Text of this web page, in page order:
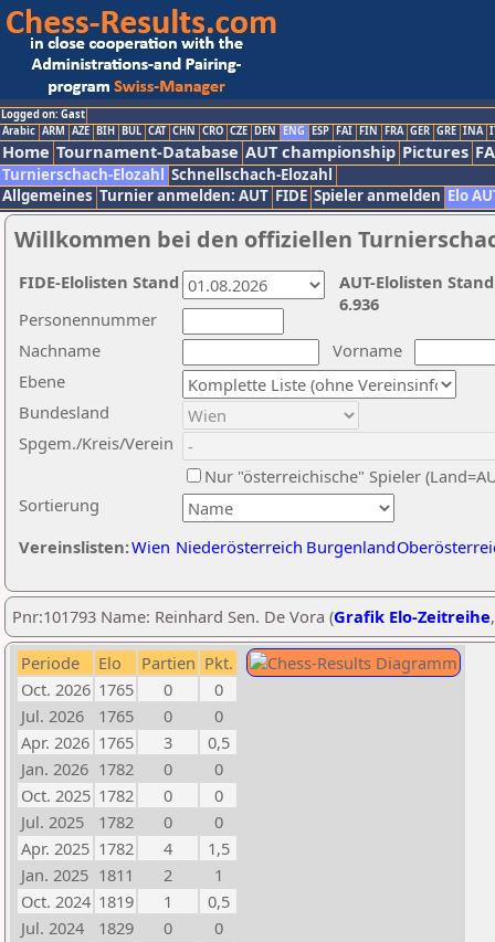
Logged on: Gast
Arabic ARM AZE BIH BUL CAT CHN CRO CZE DEN ENG ESP FAI FIN FRA GER GRE INA
Home Tournament-Database AUT championship Pictures
Turnierschach-Elozahl Schnellschach-Elozahl
Allgemeines Turnier anmelden: AUT FIDE Spieler anmelden Elo
Willkommen bei den offiziellen
Nachname
Vorname
Ebene
Sortierung
Personennummer
Bundesland
Spgem./Kreis/Verein
Nur "österreichische" Spieler
Vereinslisten:Wien Niederösterreich Burgenland
AUT-Elolisten
6.936
FIDE-Elolisten Stand
Pnr:101793 Name: Reinhard Sen. De Vora (Grafik Elo-Zeitreihe
Periode Elo Partien Pkt.
Oct. 2026 1765 0
0
Jul. 2026
1765 0
0
Apr. 2026 1765 3
0,5
Jan. 2026 1782 0
0
Oct. 2025 1782 0
0
Jul. 2025
1782 0
0
Apr. 2025 1782 4
1,5
Jan. 2025 1811 2
1
Oct. 2024 1819 1
0,5
Jul. 2024
1829 0
0